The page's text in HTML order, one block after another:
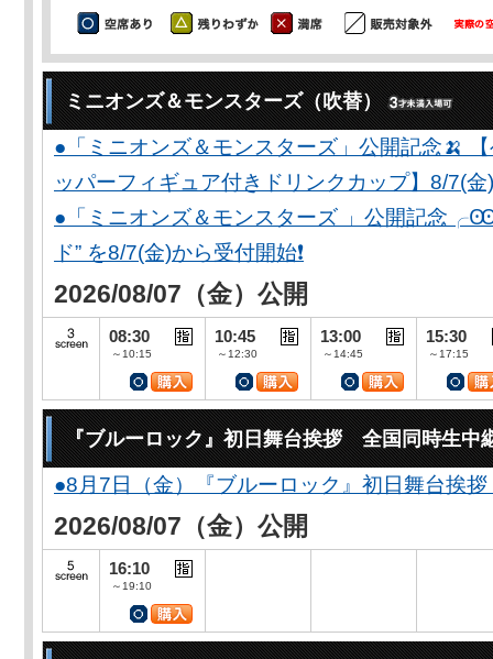
ミニオンズ＆モンスターズ（吹替）
●「ミニオンズ＆モンスターズ」公開記念🍌
ッパーフィギュア付きドリンクカップ】8/7(金
●「ミニオンズ＆モンスターズ 」公開記念
ド” を8/7(金)から受付開始❗️
2026/08/07（金）公開
08:30
～10:15
10:45
～12:30
13:00
～14:45
15:30
～17:15
『ブルーロック』初日舞台挨拶 全国同時生中
●8月7日（金）『ブルーロック』初日舞台挨
2026/08/07（金）公開
16:10
～19:10